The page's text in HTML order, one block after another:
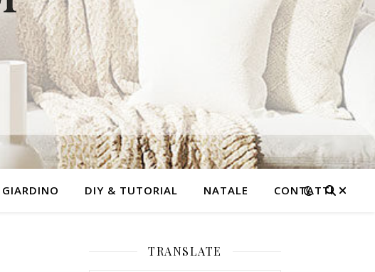
GIARDINO DIY & TUTORIAL NATALE CONTATTI
TRANSLATE